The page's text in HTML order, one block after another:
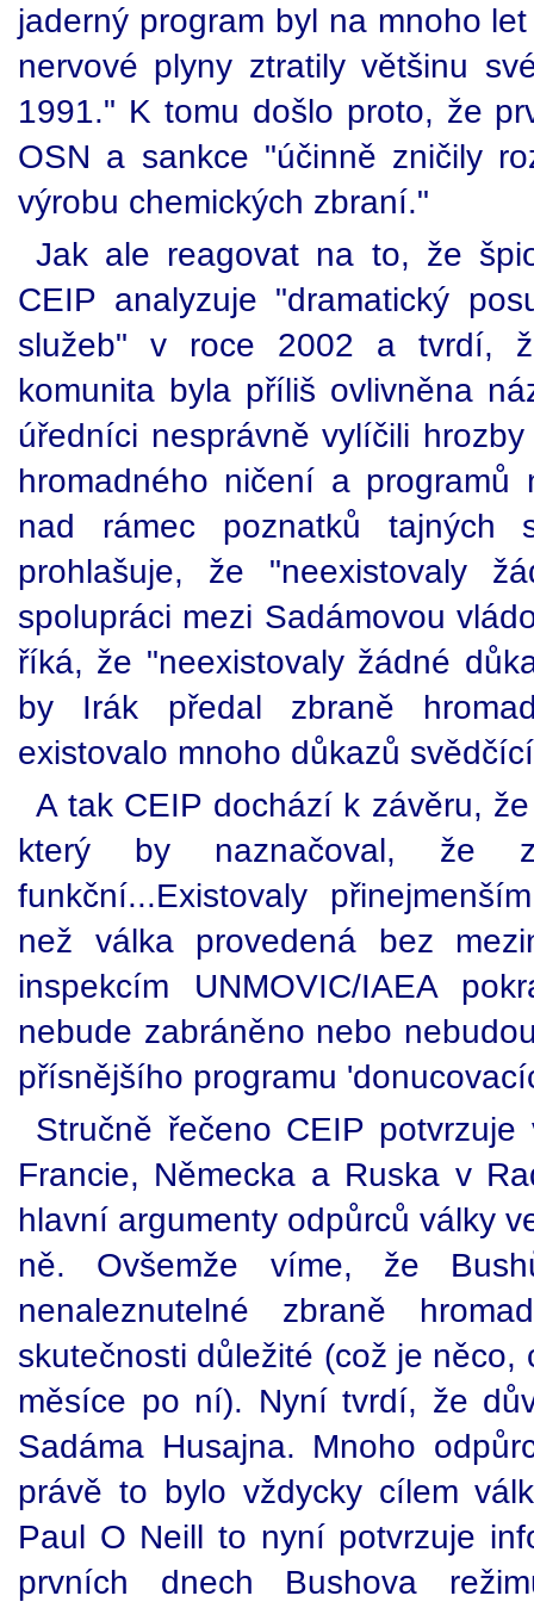
jaderný program byl na mnoho
nervové plyny ztratily většinu
1991." K tomu došlo proto, že
OSN a sankce "účinně zničily
výrobu chemických zbraní."
Jak ale reagovat na to, že
CEIP analyzuje "dramatický
služeb" v roce 2002 a tvrdí,
komunita byla příliš ovlivněna
úředníci nesprávně vylíčili
hromadného ničení a programů
nad rámec poznatků tajných
prohlašuje, že "neexistovaly
spolupráci mezi Sadámovou
říká, že "neexistovaly žádné
by Irák předal zbraně
existovalo mnoho důkazů
A tak CEIP dochází k závěru,
který by naznačoval, že
funkční...Existovaly
než válka provedená bez
inspekcím UNMOVIC/IAEA
nebude zabráněno nebo
přísnějšího programu
Stručně řečeno CEIP
Francie, Německa a Ruska v
hlavní argumenty odpůrců války
ně. Ovšemže víme, že
nenaleznutelné zbraně
skutečnosti důležité (což je
měsíce po ní). Nyní tvrdí, že
Sadáma Husajna. Mnoho
právě to bylo vždycky cílem
Paul O Neill to nyní potvrzuje
prvních dnech Bushova